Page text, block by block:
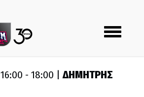
Toggle
navigation
16:00 - 18:00 |ΔΗΜΗΤΡΗΣ